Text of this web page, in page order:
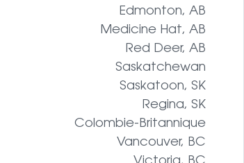
Edmonton, AB
Medicine Hat, AB
Red Deer, AB
Saskatchewan
Saskatoon, SK
Regina, SK
Colombie-Britannique
Vancouver, BC